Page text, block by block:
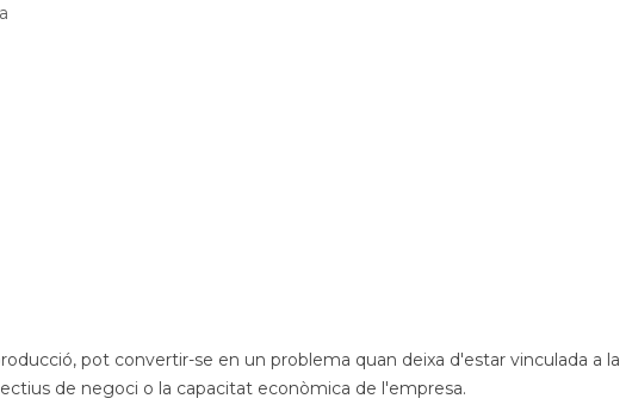
pot convertir-se en un problema quan deixa d'estar vinculada a la
de negoci o la capacitat econòmica de l'empresa.